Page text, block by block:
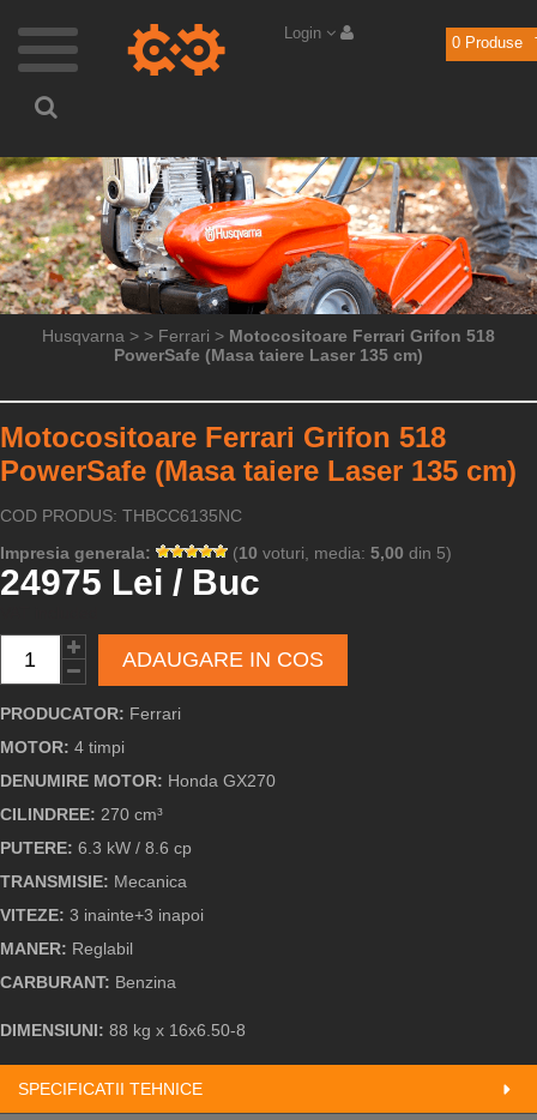
Login
0 Produse
Husqvarna > > Ferrari > Motocositoare Ferrari Grifon 518
PowerSafe (Masa taiere Laser 135 cm)
Motocositoare Ferrari Grifon 518
PowerSafe (Masa taiere Laser 135 cm)
COD PRODUS: THBCC6135NC
Impresia generala:
(10 voturi, media: 5,00 din 5)
24975 Lei / Buc
ADAUGARE IN COS
PRODUCATOR: Ferrari
MOTOR: 4 timpi
DENUMIRE MOTOR: Honda GX270
CILINDREE: 270 cm³
PUTERE: 6.3 kW / 8.6 cp
TRANSMISIE: Mecanica
VITEZE: 3 inainte+3 inapoi
MANER: Reglabil
CARBURANT: Benzina
DIMENSIUNI: 88 kg x 16x6.50-8
SPECIFICATII TEHNICE